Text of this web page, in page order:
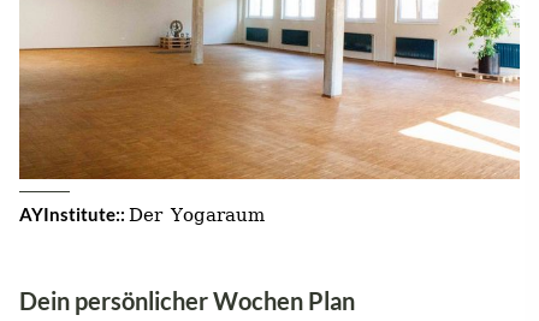
AYInstitute:: Der Yogaraum
Dein persönlicher Wochen Plan